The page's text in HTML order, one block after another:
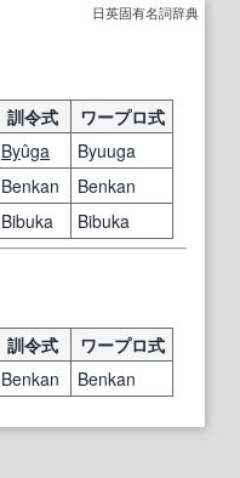
日英固有名詞辞典
訓令式
ワープロ式
Byûga
Byuuga
Benkan
Benkan
Bibuka Bibuka
訓令式
ワープロ式
Benkan Benkan